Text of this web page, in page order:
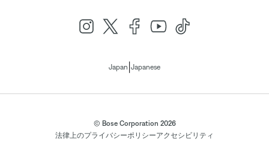
Japan Japanese
© Bose Corporation 2026
法律上のプライバシーポリシーアクセシビリティ